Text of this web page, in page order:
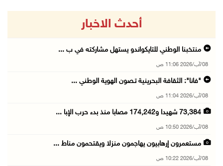
أحدث الاخبار
منتخبنا الوطني للتايكواندو يستهل مشاركته في ب ...
08/آب/2026 11:06 ص
"فانا": الثقافة البحرينية تـصون الهوية الوطني ...
08/آب/2026 11:04 ص
73,384 شهيدا و174,242 مصابا منذ بدء حرب الإبا ...
08/آب/2026 10:50 ص
مستعمرون إرهابيون يهاجمون منزلا ويقتحمون مناط ...
08/آب/2026 10:22 ص